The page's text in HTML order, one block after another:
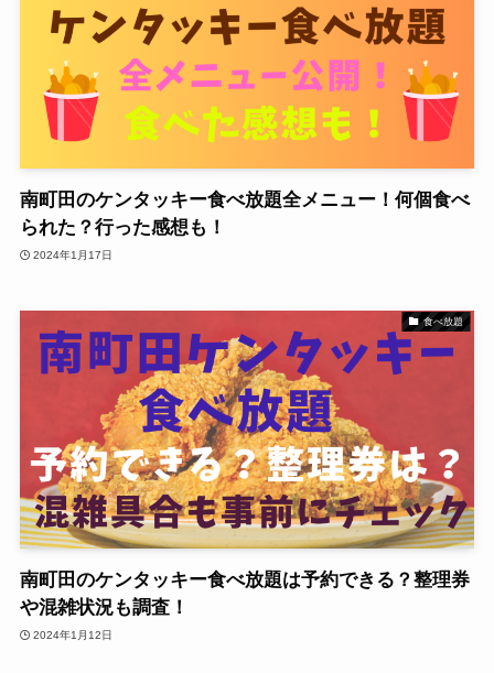
南町田のケンタッキー食べ放題全メニュー！何個食べ
られた？行った感想も！
2024年1月17日
食べ放題
南町田のケンタッキー食べ放題は予約できる？整理券
や混雑状況も調査！
2024年1月12日